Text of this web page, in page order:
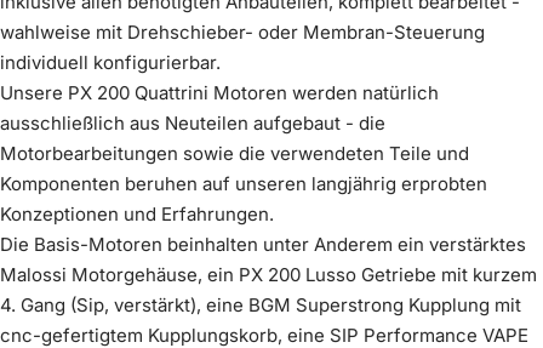
schwarz
Mehr erfahren
im Preis enthalten
keine Innendämmung
Mehr erfahren
im Preis enthalten
Edelstahl
Mehr erfahren
€599,00
Innendämmung Scooter &
Service
3. Gang 38 Zähne, DRT
Mehr erfahren
€60,00
Komplettiere dein Kit(0/1) optional wählbar
Lüfterrad Zündung Vape - schwarz eloxiert
Mehr erfahren
€39,00
wahlweise mit Drehschieber- oder Membran-Steuerung
individuell konfigurierbar.
Unsere PX 200 Quattrini Motoren werden natürlich
ausschließlich aus Neuteilen aufgebaut - die
Motorbearbeitungen sowie die verwendeten Teile und
Komponenten beruhen auf unseren langjährig erprobten
Konzeptionen und Erfahrungen.
Die Basis-Motoren beinhalten unter Anderem ein verstärktes
Malossi Motorgehäuse, ein PX 200 Lusso Getriebe mit kurzem
4. Gang (Sip, verstärkt), eine BGM Superstrong Kupplung mit
cnc-gefertigtem Kupplungskorb, eine SIP Performance VAPE